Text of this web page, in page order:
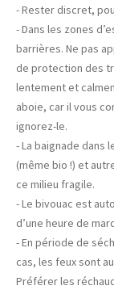
- Rester discret,
- Dans les zones
barrières. Ne pas
de protection des
lentement et
aboie, car il vous
ignorez-le.
- La baignade dans
(même bio !) et
ce milieu fragile.
- Le bivouac est
d’une heure de
- En période de
cas, les feux sont
Préférer les